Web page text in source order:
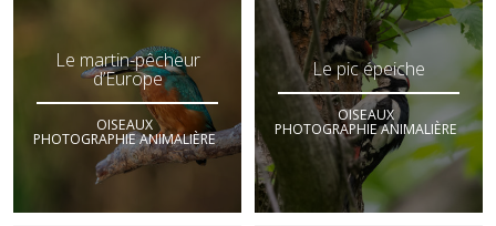
Le martin-pêcheur
d’Europe
OISEAUX
PHOTOGRAPHIE ANIMALIÈRE
Le pic épeiche
OISEAUX
PHOTOGRAPHIE ANIMALIÈRE